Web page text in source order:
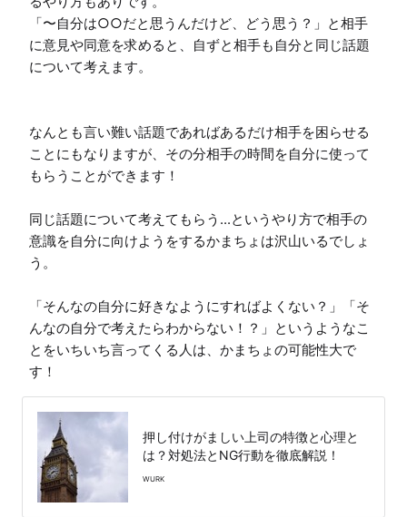
「〜自分は○○だと思うんだけど、どう思う？」と相手
に意見や同意を求めると、自ずと相手も自分と同じ話題
について考えます。
なんとも言い難い話題であればあるだけ相手を困らせる
ことにもなりますが、その分相手の時間を自分に使って
もらうことができます！
同じ話題について考えてもらう...というやり方で相手の
意識を自分に向けようをするかまちょは沢山いるでしょ
う。
「そんなの自分に好きなようにすればよくない？」「そ
んなの自分で考えたらわからない！？」というようなこ
とをいちいち言ってくる人は、かまちょの可能性大で
す！
押し付けがましい上司の特徴と心理と
は？対処法とNG行動を徹底解説！
WURK